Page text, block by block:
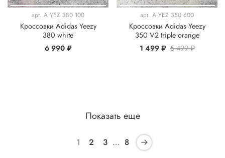
арт. A YEZ 380 100
Кроссовки Adidas Yeezy
380 white
6 990 ₽
арт. A YEZ 350 600
Кроссовки Adidas Yeezy
350 V2 triple orange
1 499 ₽ 5 499 ₽
Показать еще
1 2 3 … 8